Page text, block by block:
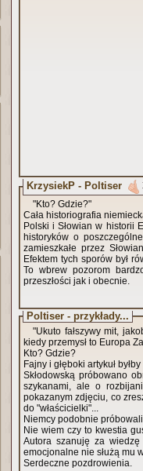
KrzysiekP - Poltiser
"Kto? Gdzie?"
Cała historiografia
Polski i Słowian w historii
historyków o
zamieszkałe przez
Efektem tych sporów był
To wbrew pozorom
przeszłości jak i obecnie.
Poltiser - przykłady...
"Ukuto fałszywy mit,
kiedy przemysł to Europa
Kto? Gdzie?
Fajny i głęboki artykuł
Skłodowską próbowano
szykanami, ale o
pokazanym zdjęciu, co
do "właścicielki"...
Niemcy podobnie
Nie wiem czy to kwestia
Autora szanuję za
emocjonalne nie służą mu
Serdeczne pozdrowienia.